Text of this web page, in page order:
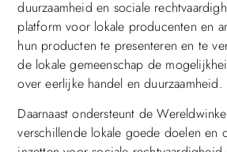
duurzaamheid en sociale
platform voor lokale producenten en
hun producten te presenteren en te
de lokale gemeenschap de
over eerlijke handel en duurzaamheid.
Daarnaast ondersteunt de
verschillende lokale goede doelen en